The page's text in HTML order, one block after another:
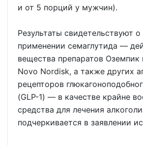
и от 5 порций у мужчин).
Результаты свидетельствуют
применении семаглутида —
вещества препаратов Оземпик
Novo Nordisk, а также других
рецепторов
(GLP-1) — в качестве крайне
средства для лечения
подчеркивается в заявлении